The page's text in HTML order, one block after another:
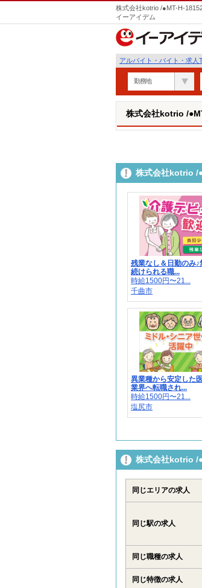
株式会社kotrio /●MT-H-
イーアイデム
アルバイト・バイト・求人
勤務地
株式会社kotrio /
株式会社kotrio /
残業なし＆日勤のみ♪
続けられる職...
時給1500円〜21...
千曲市
異業種から安定した
業界へ転職され...
時給1500円〜21...
塩尻市
株式会社kotrio /
同じエリアの求人
同じ駅の求人
同じ職種の求人
同じ特徴の求人